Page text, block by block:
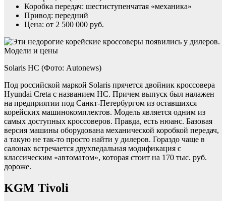
Коробка передач: шестиступенчатая «механика»
Привод: передний
Цена: от 2 500 000 руб.
Solaris HC (Фото: Autonews)
Под российской маркой Solaris прячется двойник кроссовера
Hyundai Creta с названием HC. Причем выпуск был налажен
на предприятии под Санкт-Петербургом из оставшихся
корейских машинокомплектов. Модель является одним из
самых доступных кроссоверов. Правда, есть нюанс. Базовая
версия машины оборудована механической коробкой передач,
а такую не так-то просто найти у дилеров. Гораздо чаще в
салонах встречается двухпедальная модификация с
классическим «автоматом», которая стоит на 170 тыс. руб.
дороже.
KGM Tivoli